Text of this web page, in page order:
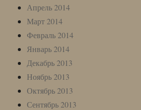
Апрель 2014
Март 2014
Февраль 2014
Январь 2014
Декабрь 2013
Ноябрь 2013
Октябрь 2013
Сентябрь 2013